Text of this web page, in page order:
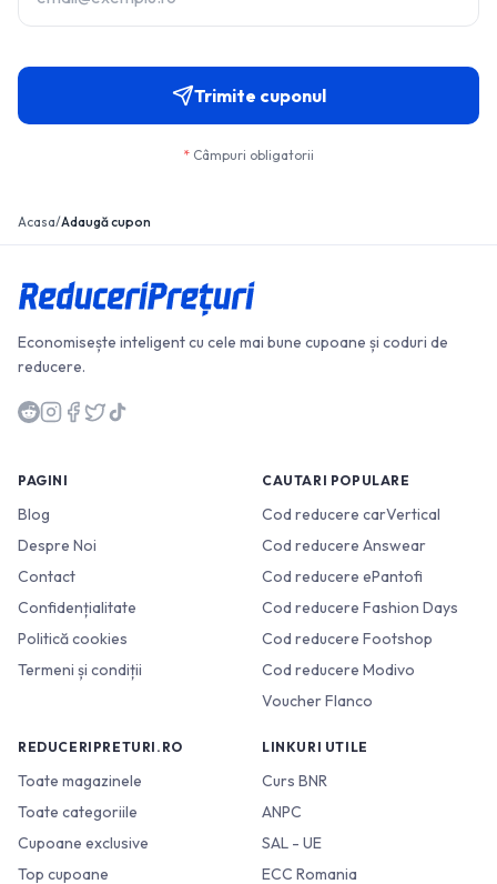
Trimite cuponul
* Câmpuri obligatorii
Acasa/Adaugă cupon
Economisește inteligent cu cele mai bune cupoane și coduri de
reducere.
PAGINI
Blog
Despre Noi
Contact
Confidențialitate
Politică cookies
Termeni și condiții
CAUTARI POPULARE
Cod reducere carVertical
Cod reducere Answear
Cod reducere ePantofi
Cod reducere Fashion Days
Cod reducere Footshop
Cod reducere Modivo
Voucher Flanco
REDUCERIPRETURI.RO
Toate magazinele
Toate categoriile
Cupoane exclusive
Top cupoane
LINKURI UTILE
Curs BNR
ANPC
SAL - UE
ECC Romania